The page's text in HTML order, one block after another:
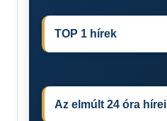
TOP 1 hírek
Az elmúlt 24 óra hírei